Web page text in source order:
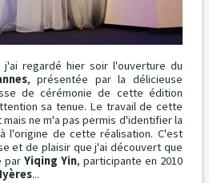
j'ai regardé hier soir l'ouverture du
, présentée par la délicieuse
de cérémonie de cette édition
sa tenue. Le travail de cette
ne m'a pas permis d'identifier la
l'origine de cette réalisation. C'est
et de plaisir que j'ai découvert que
par Yiqing Yin, participante en 2010
...